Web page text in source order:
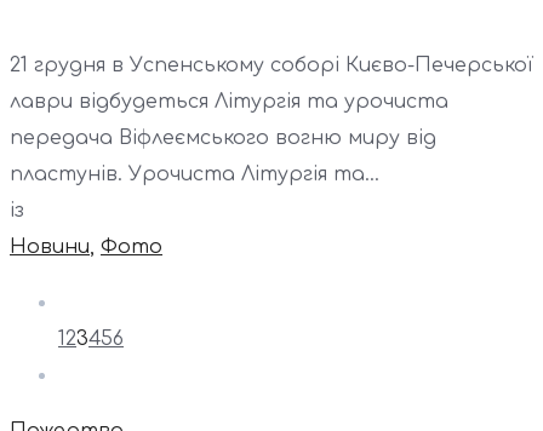
21 грудня в Успенському соборі Києво-Печерської
лаври відбудеться Літургія та урочиста
передача Віфлеємського вогню миру від
пластунів. Урочиста Літургія та...
із
Новини, Фото
123456